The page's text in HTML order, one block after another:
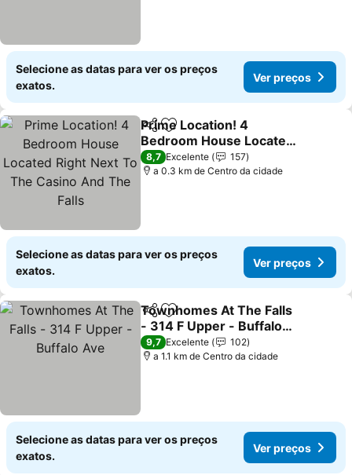
Selecione as datas para ver os preços
exatos.
Ver preços
PartilharAdicionar aos favoritos
Prime Location! 4
Bedroom House Located
Right Next To The Casino
And The Falls
Ver preços
8,7 Excelente
157
a 0.3 km de Centro da cidade
Selecione as datas para ver os preços
exatos.
Ver preços
PartilharAdicionar aos favoritos
Townhomes At The Falls
- 314 F Upper - Buffalo
Ave
Ver preços
9,7 Excelente
102
a 1.1 km de Centro da cidade
Selecione as datas para ver os preços
exatos.
Ver preços